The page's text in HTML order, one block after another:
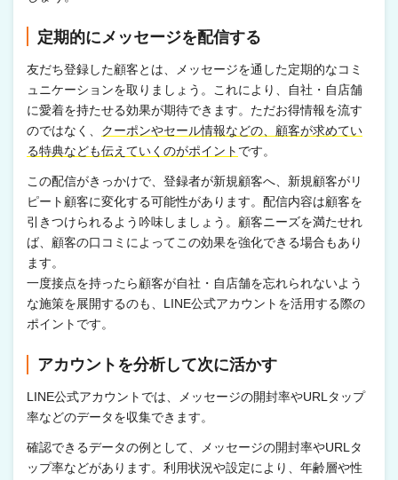
定期的にメッセージを配信する
友だち登録した顧客とは、メッセージを通した定期的なコミ
ュニケーションを取りましょう。これにより、自社・自店舗
に愛着を持たせる効果が期待できます。ただお得情報を流す
のではなく、 クーポンやセール情報などの、顧客が求めてい
る特典なども伝えていくのがポイント です。
この配信がきっかけで、登録者が新規顧客へ、新規顧客がリ
ピート顧客に変化する可能性があります。配信内容は顧客を
引きつけられるよう吟味しましょう。顧客ニーズを満たせれ
ば、顧客の口コミによってこの効果を強化できる場合もあり
ます。
一度接点を持ったら顧客が自社・自店舗を忘れられないよう
な施策を展開するのも、LINE公式アカウントを活用する際の
ポイントです。
アカウントを分析して次に活かす
LINE公式アカウントでは、メッセージの開封率やURLタップ
率などのデータを収集できます。
確認できるデータの例として、メッセージの開封率やURLタ
ップ率などがあります。利用状況や設定により、年齢層や性